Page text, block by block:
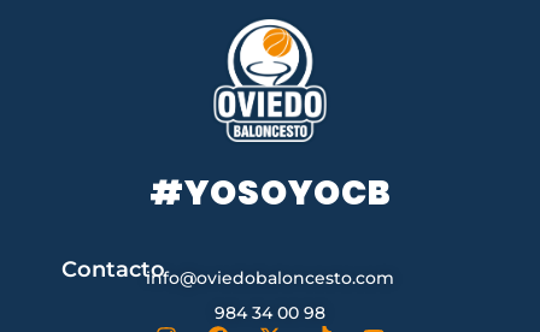
#YOSOYOCB
Contactoinfo@oviedobaloncesto.com
984 34 00 98